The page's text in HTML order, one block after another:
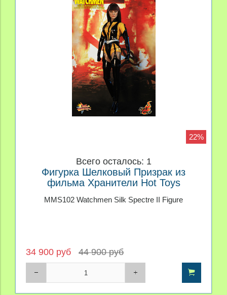
22%
Всего осталось: 1
Фигурка Шелковый Призрак из
фильма Хранители Hot Toys
MMS102 Watchmen Silk Spectre II Figure
34 900 руб 44 900 руб